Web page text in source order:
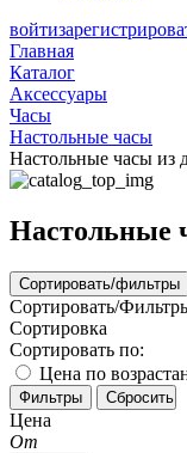
войти
Главная
Каталог
Аксессуары
Часы
Настольные часы
Настольные часы из
Настольные
Сортировать/фильтры
Сортировать/
Сортировка
Сортировать по:
Цена по
Цена
От